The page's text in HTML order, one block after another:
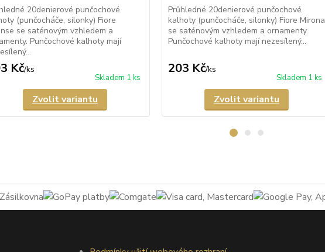
20denierové punčochové
(punčocháče, silonky) Fiore
se saténovým vzhledem a
Punčochové kalhoty mají
Kč/ks
Skladem 1 ks
Zvolit variantu
Průhledné 20denierové punčochové
kalhoty (punčocháče, silonky) Fiore Mirona
se saténovým vzhledem a ornamenty.
Punčochové kalhoty mají nezesílený...
203 Kč/ks
Skladem 1 ks
Zvolit variantu